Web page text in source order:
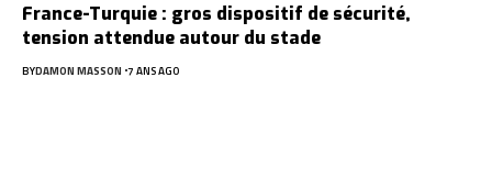
France-Turquie : gros dispositif de sécurité,
tension attendue autour du stade
BYDAMON MASSON 7 ANS AGO